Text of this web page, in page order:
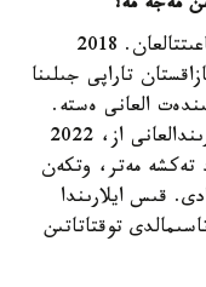
بىزدەگى نەگىزگى گاز ەكپورتى قىتايعا باعىتتالعان. 2018
تاراپى جىلىنا
العانى ەستە.
كەيىنگى جىلدارى بۇل مەجەنىڭ تولىق ورىندالعانى از، 2022
- 4,4 ميلليارد تەكشە مەتر، وتكەن
قىس ايلارىندا
توقتاتاتىن